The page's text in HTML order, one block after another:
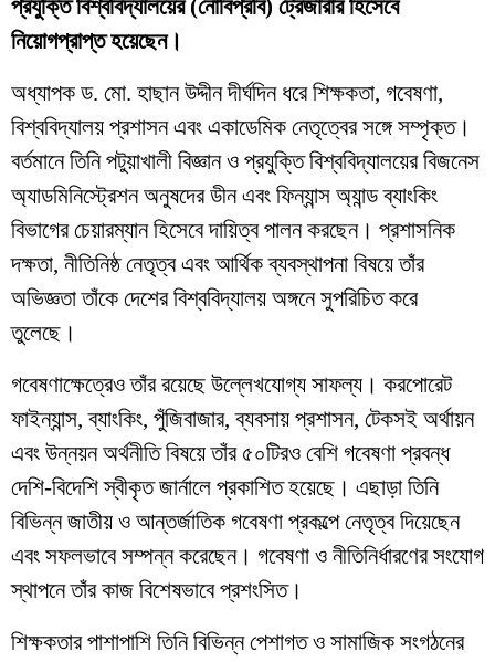
প্রযুক্তি বিশ্ববিদ্যালয়ের (নোবিপ্রবি) ট্রেজারার হিসেবে
নিয়োগপ্রাপ্ত হয়েছেন।
অধ্যাপক ড. মো. হাছান উদ্দীন দীর্ঘদিন ধরে শিক্ষকতা, গবেষণা,
বিশ্ববিদ্যালয় প্রশাসন এবং একাডেমিক নেতৃত্বের সঙ্গে সম্পৃক্ত।
বর্তমানে তিনি পটুয়াখালী বিজ্ঞান ও প্রযুক্তি বিশ্ববিদ্যালয়ের বিজনেস
অ্যাডমিনিস্ট্রেশন অনুষদের ডীন এবং ফিন্যান্স অ্যান্ড ব্যাংকিং
বিভাগের চেয়ারম্যান হিসেবে দায়িত্ব পালন করছেন। প্রশাসনিক
দক্ষতা, নীতিনিষ্ঠ নেতৃত্ব এবং আর্থিক ব্যবস্থাপনা বিষয়ে তাঁর
অভিজ্ঞতা তাঁকে দেশের বিশ্ববিদ্যালয় অঙ্গনে সুপরিচিত করে
তুলেছে।
গবেষণাক্ষেত্রেও তাঁর রয়েছে উল্লেখযোগ্য সাফল্য। করপোরেট
ফাইন্যান্স, ব্যাংকিং, পুঁজিবাজার, ব্যবসায় প্রশাসন, টেকসই অর্থায়ন
এবং উন্নয়ন অর্থনীতি বিষয়ে তাঁর ৫০টিরও বেশি গবেষণা প্রবন্ধ
দেশি-বিদেশি স্বীকৃত জার্নালে প্রকাশিত হয়েছে। এছাড়া তিনি
বিভিন্ন জাতীয় ও আন্তর্জাতিক গবেষণা প্রকল্পে নেতৃত্ব দিয়েছেন
এবং সফলভাবে সম্পন্ন করেছেন। গবেষণা ও নীতিনির্ধারণের সংযোগ
স্থাপনে তাঁর কাজ বিশেষভাবে প্রশংসিত।
শিক্ষকতার পাশাপাশি তিনি বিভিন্ন পেশাগত ও সামাজিক সংগঠনের